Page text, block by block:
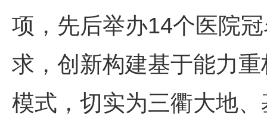
项，先后举办14个医院
求，创新构建基于能力重
模式，切实为三衢大地